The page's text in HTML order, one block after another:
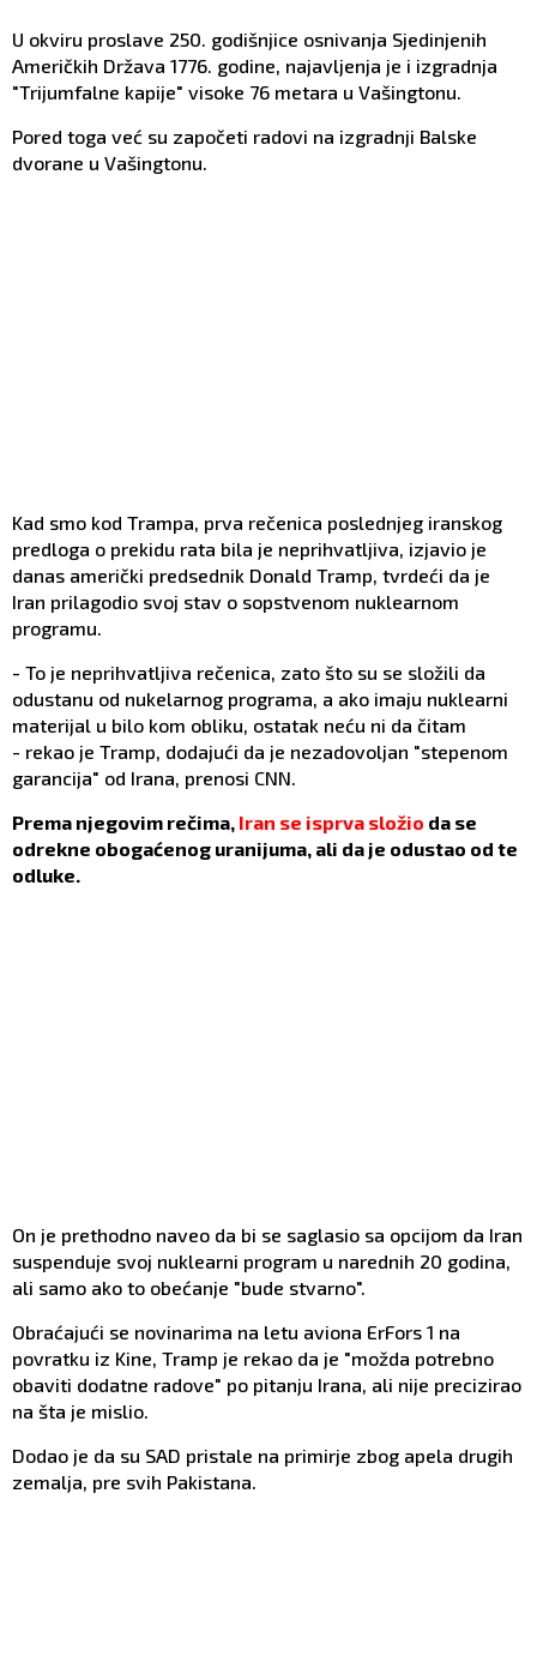
U okviru proslave 250. godišnjice osnivanja Sjedinjenih
Američkih Država 1776. godine, najavljenja je i izgradnja
"Trijumfalne kapije" visoke 76 metara u Vašingtonu.
Pored toga već su započeti radovi na izgradnji Balske
dvorane u Vašingtonu.
Kad smo kod Trampa, prva rečenica poslednjeg iranskog
predloga o prekidu rata bila je neprihvatljiva, izjavio je
danas američki predsednik Donald Tramp, tvrdeći da je
Iran prilagodio svoj stav o sopstvenom nuklearnom
programu.
- To je neprihvatljiva rečenica, zato što su se složili da
odustanu od nukelarnog programa, a ako imaju nuklearni
materijal u bilo kom obliku, ostatak neću ni da čitam
- rekao je Tramp, dodajući da je nezadovoljan "stepenom
garancija" od Irana, prenosi CNN.
Prema njegovim rečima, Iran se isprva složio da se
odrekne obogaćenog uranijuma, ali da je odustao od te
odluke.
On je prethodno naveo da bi se saglasio sa opcijom da Iran
suspenduje svoj nuklearni program u narednih 20 godina,
ali samo ako to obećanje "bude stvarno".
Obraćajući se novinarima na letu aviona ErFors 1 na
povratku iz Kine, Tramp je rekao da je "možda potrebno
obaviti dodatne radove" po pitanju Irana, ali nije precizirao
na šta je mislio.
Dodao je da su SAD pristale na primirje zbog apela drugih
zemalja, pre svih Pakistana.